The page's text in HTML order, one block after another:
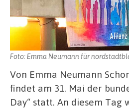
Foto: Emma Neumann für
Von Emma Neumann
findet am 31. Mai der
Day“ statt. An diesem Tag